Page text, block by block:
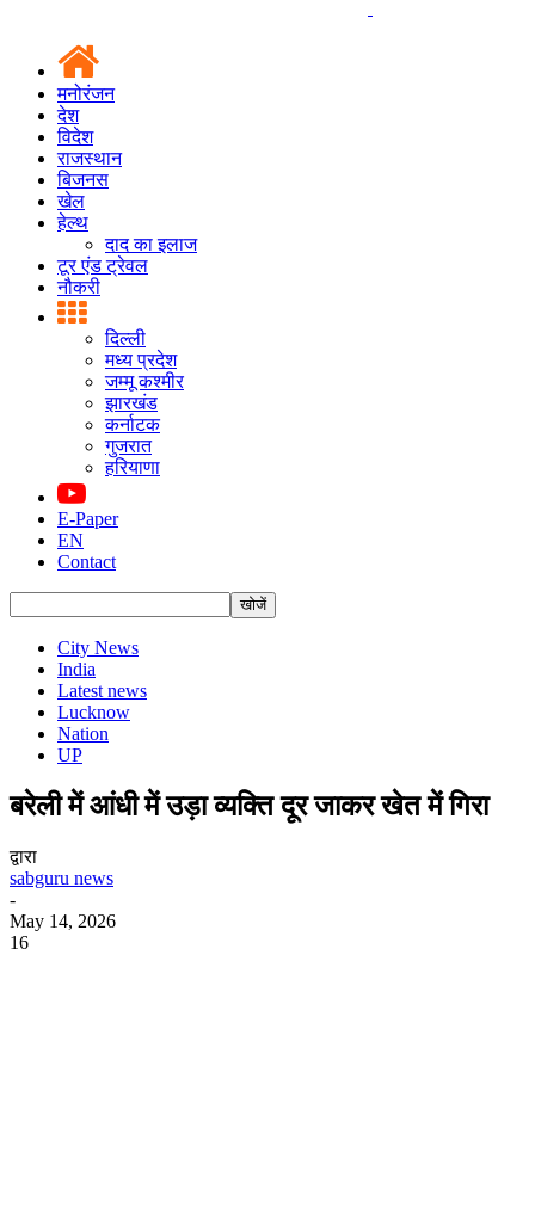
मनोरंजन
देश
विदेश
राजस्थान
बिजनस
खेल
हेल्थ
दाद का इलाज
टूर एंड ट्रेवल
नौकरी
दिल्ली
मध्य प्रदेश
जम्मू कश्मीर
झारखंड
कर्नाटक
गुजरात
हरियाणा
E-Paper
EN
Contact
City News
India
Latest news
Lucknow
Nation
UP
बरेली में आंधी में उड़ा व्यक्ति दूर जाकर खेत में गिरा
द्वारा
sabguru news
-
May 14, 2026
16